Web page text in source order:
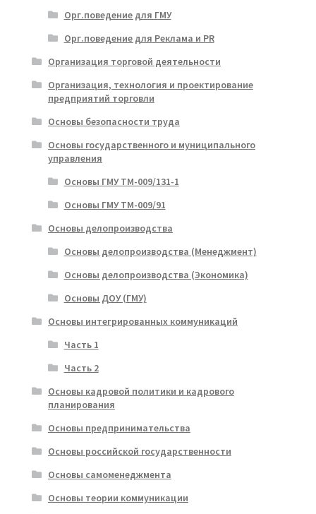
Орг.поведение для ГМУ
Орг.поведение для Реклама и PR
Организация торговой деятельности
Организация, технология и проектирование
предприятий торговли
Основы безопасности труда
Основы государственного и муниципального
управления
Основы ГМУ ТМ-009/131-1
Основы ГМУ ТМ-009/91
Основы делопроизводства
Основы делопроизводства (Менеджмент)
Основы делопроизводства (Экономика)
Основы ДОУ (ГМУ)
Основы интегрированных коммуникаций
Часть 1
Часть 2
Основы кадровой политики и кадрового
планирования
Основы предпринимательства
Основы российской государственности
Основы самоменеджмента
Основы теории коммуникации